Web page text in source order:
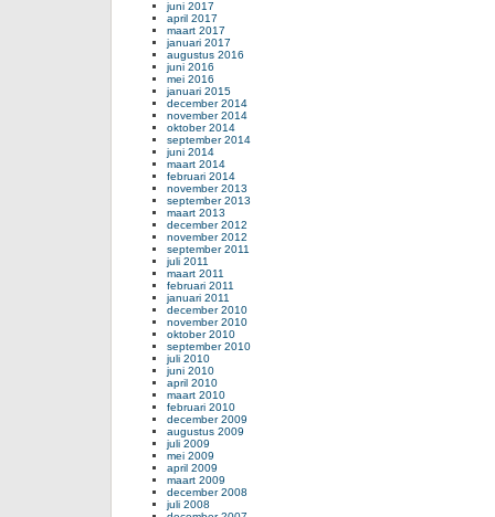
juni 2017
april 2017
maart 2017
januari 2017
augustus 2016
juni 2016
mei 2016
januari 2015
december 2014
november 2014
oktober 2014
september 2014
juni 2014
maart 2014
februari 2014
november 2013
september 2013
maart 2013
december 2012
november 2012
september 2011
juli 2011
maart 2011
februari 2011
januari 2011
december 2010
november 2010
oktober 2010
september 2010
juli 2010
juni 2010
april 2010
maart 2010
februari 2010
december 2009
augustus 2009
juli 2009
mei 2009
april 2009
maart 2009
december 2008
juli 2008